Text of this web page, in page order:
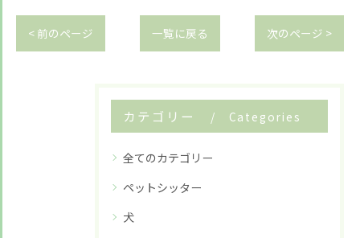
< 前のページ 一覧に戻る 次のページ >
カテゴリー Categories
全てのカテゴリー
ペットシッター
犬